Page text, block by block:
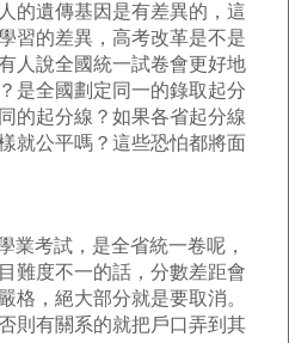
的遺傳基因是有差異的，這
習的差異，高考改革是不是
人說全國統一試卷會更好地
是全國劃定同一的錄取起分
的起分線？如果各省起分線
就公平嗎？這些恐怕都將面
業考試，是全省統一卷呢，
難度不一的話，分數差距會
格，絕大部分就是要取消。
則有關系的就把戶口弄到其